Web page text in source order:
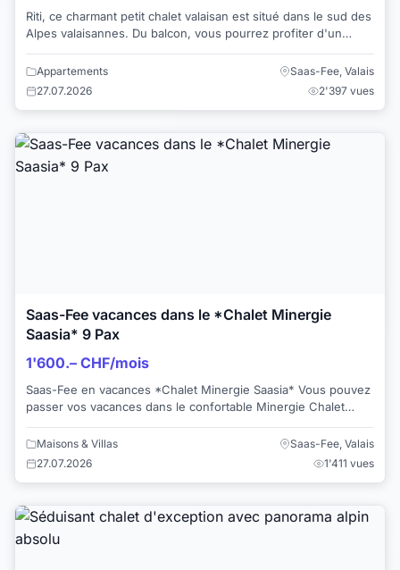
Riti, ce charmant petit chalet valaisan est situé dans le sud des
Alpes valaisannes. Du balcon, vous pourrez profiter d'un
panorama impressionnant. ...
Appartements
Saas-Fee, Valais
27.07.2026
2'397 vues
Saas-Fee vacances dans le *Chalet Minergie
Saasia* 9 Pax
1'600.– CHF/mois
Saas-Fee en vacances *Chalet Minergie Saasia* Vous pouvez
passer vos vacances dans le confortable Minergie Chalet
Maisons & Villas
Saas-Fee, Valais
27.07.2026
1'411 vues